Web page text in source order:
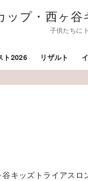
ップ・西ヶ
子供たちに
ト2026 リザルト
キッズトライアスロ